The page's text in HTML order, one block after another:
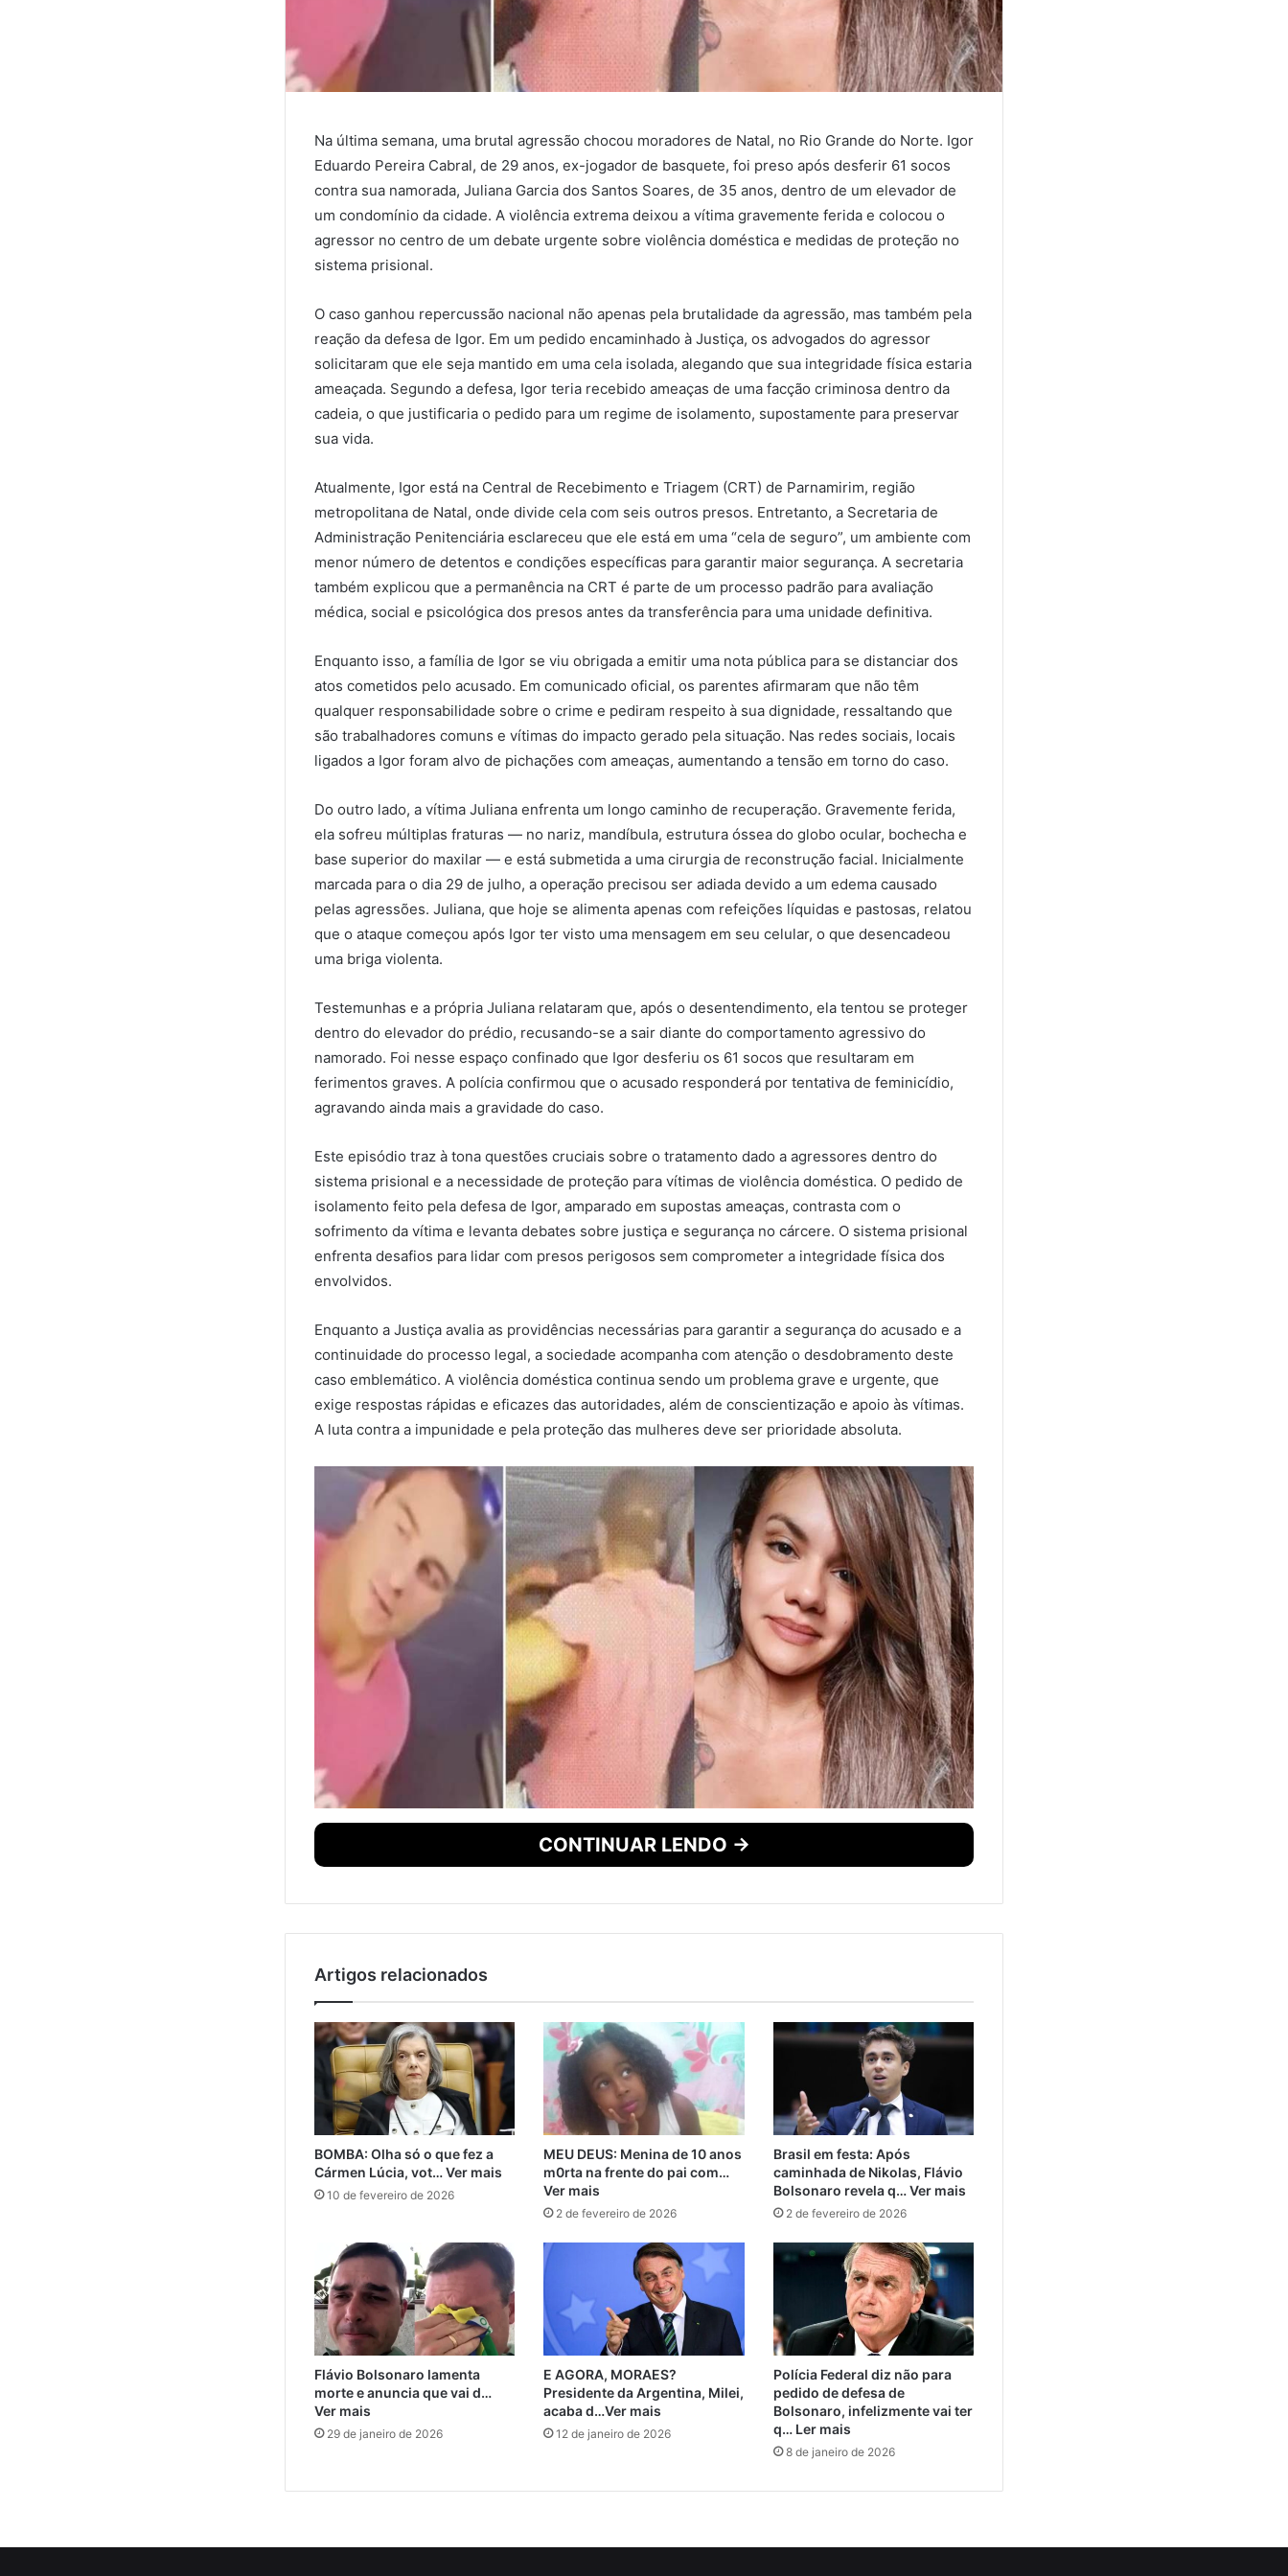
Na última semana, uma brutal agressão chocou moradores de Natal, no Rio Grande do Norte. Igor
Eduardo Pereira Cabral, de 29 anos, ex-jogador de basquete, foi preso após desferir 61 socos
contra sua namorada, Juliana Garcia dos Santos Soares, de 35 anos, dentro de um elevador de
um condomínio da cidade. A violência extrema deixou a vítima gravemente ferida e colocou o
agressor no centro de um debate urgente sobre violência doméstica e medidas de proteção no
sistema prisional.
O caso ganhou repercussão nacional não apenas pela brutalidade da agressão, mas também pela
reação da defesa de Igor. Em um pedido encaminhado à Justiça, os advogados do agressor
solicitaram que ele seja mantido em uma cela isolada, alegando que sua integridade física estaria
ameaçada. Segundo a defesa, Igor teria recebido ameaças de uma facção criminosa dentro da
cadeia, o que justificaria o pedido para um regime de isolamento, supostamente para preservar
sua vida.
Atualmente, Igor está na Central de Recebimento e Triagem (CRT) de Parnamirim, região
metropolitana de Natal, onde divide cela com seis outros presos. Entretanto, a Secretaria de
Administração Penitenciária esclareceu que ele está em uma “cela de seguro”, um ambiente com
menor número de detentos e condições específicas para garantir maior segurança. A secretaria
também explicou que a permanência na CRT é parte de um processo padrão para avaliação
médica, social e psicológica dos presos antes da transferência para uma unidade definitiva.
Enquanto isso, a família de Igor se viu obrigada a emitir uma nota pública para se distanciar dos
atos cometidos pelo acusado. Em comunicado oficial, os parentes afirmaram que não têm
qualquer responsabilidade sobre o crime e pediram respeito à sua dignidade, ressaltando que
são trabalhadores comuns e vítimas do impacto gerado pela situação. Nas redes sociais, locais
ligados a Igor foram alvo de pichações com ameaças, aumentando a tensão em torno do caso.
Do outro lado, a vítima Juliana enfrenta um longo caminho de recuperação. Gravemente ferida,
ela sofreu múltiplas fraturas — no nariz, mandíbula, estrutura óssea do globo ocular, bochecha e
base superior do maxilar — e está submetida a uma cirurgia de reconstrução facial. Inicialmente
marcada para o dia 29 de julho, a operação precisou ser adiada devido a um edema causado
pelas agressões. Juliana, que hoje se alimenta apenas com refeições líquidas e pastosas, relatou
que o ataque começou após Igor ter visto uma mensagem em seu celular, o que desencadeou
uma briga violenta.
Testemunhas e a própria Juliana relataram que, após o desentendimento, ela tentou se proteger
dentro do elevador do prédio, recusando-se a sair diante do comportamento agressivo do
namorado. Foi nesse espaço confinado que Igor desferiu os 61 socos que resultaram em
ferimentos graves. A polícia confirmou que o acusado responderá por tentativa de feminicídio,
agravando ainda mais a gravidade do caso.
Este episódio traz à tona questões cruciais sobre o tratamento dado a agressores dentro do
sistema prisional e a necessidade de proteção para vítimas de violência doméstica. O pedido de
isolamento feito pela defesa de Igor, amparado em supostas ameaças, contrasta com o
sofrimento da vítima e levanta debates sobre justiça e segurança no cárcere. O sistema prisional
enfrenta desafios para lidar com presos perigosos sem comprometer a integridade física dos
envolvidos.
Enquanto a Justiça avalia as providências necessárias para garantir a segurança do acusado e a
continuidade do processo legal, a sociedade acompanha com atenção o desdobramento deste
caso emblemático. A violência doméstica continua sendo um problema grave e urgente, que
exige respostas rápidas e eficazes das autoridades, além de conscientização e apoio às vítimas.
A luta contra a impunidade e pela proteção das mulheres deve ser prioridade absoluta.
CONTINUAR LENDO →
Artigos relacionados
BOMBA: Olha só o que fez a
Cármen Lúcia, vot… Ver mais
10 de fevereiro de 2026
MEU DEUS: Menina de 10 anos
m0rta na frente do pai com…
Ver mais
2 de fevereiro de 2026
Brasil em festa: Após
caminhada de Nikolas, Flávio
Bolsonaro revela q… Ver mais
2 de fevereiro de 2026
Flávio Bolsonaro lamenta
morte e anuncia que vai d…
Ver mais
29 de janeiro de 2026
E AGORA, MORAES?
Presidente da Argentina, Milei,
acaba d…Ver mais
12 de janeiro de 2026
Polícia Federal diz não para
pedido de defesa de
Bolsonaro, infelizmente vai ter
q… Ler mais
8 de janeiro de 2026